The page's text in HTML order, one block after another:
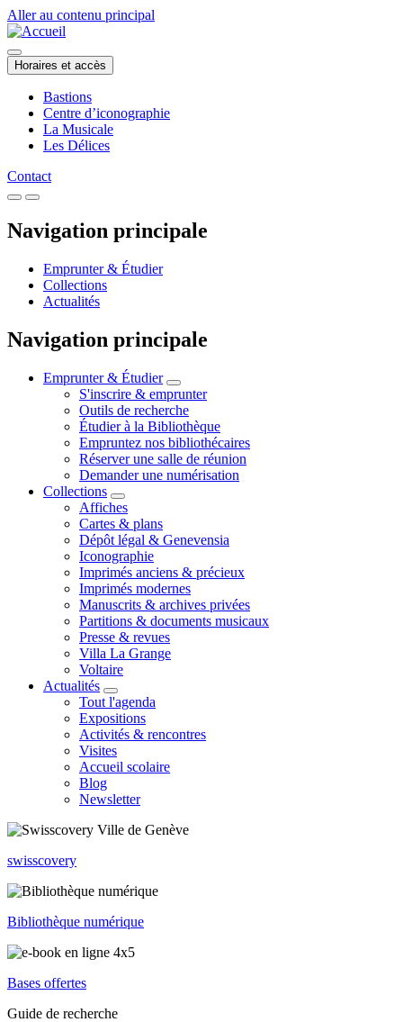
Aller au contenu principal
Horaires et accès
Bastions
Centre d’iconographie
La Musicale
Les Délices
Contact
Navigation principale
Emprunter & Étudier
Collections
Actualités
Navigation principale
Emprunter & Étudier
S'inscrire & emprunter
Outils de recherche
Étudier à la Bibliothèque
Empruntez nos bibliothécaires
Réserver une salle de réunion
Demander une numérisation
Collections
Affiches
Cartes & plans
Dépôt légal & Genevensia
Iconographie
Imprimés anciens & précieux
Imprimés modernes
Manuscrits & archives privées
Partitions & documents musicaux
Presse & revues
Villa La Grange
Voltaire
Actualités
Tout l'agenda
Expositions
Activités & rencontres
Visites
Accueil scolaire
Blog
Newsletter
swisscovery
Bibliothèque numérique
Bases offertes
Guide de recherche